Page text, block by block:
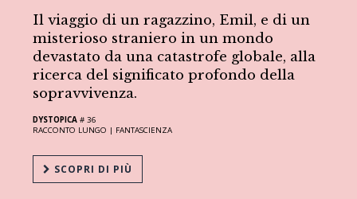
Il viaggio di un ragazzino, Emil, e di un
misterioso straniero in un mondo
devastato da una catastrofe globale, alla
ricerca del significato profondo della
sopravvivenza.
DYSTOPICA # 36
RACCONTO LUNGO | FANTASCIENZA
SCOPRI DI PIÙ